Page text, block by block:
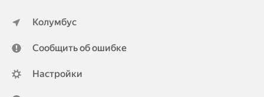
Колумбус
Сообщить об ошибке
Настройки